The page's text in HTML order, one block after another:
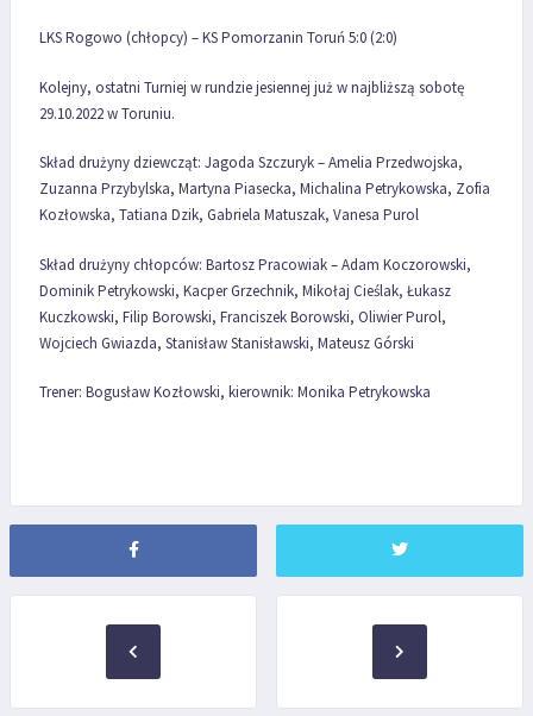
LKS Rogowo (chłopcy) – KS Pomorzanin Toruń 5:0 (2:0)
Kolejny, ostatni Turniej w rundzie jesiennej już w najbliższą sobotę
29.10.2022 w Toruniu.
Skład drużyny dziewcząt: Jagoda Szczuryk – Amelia Przedwojska,
Zuzanna Przybylska, Martyna Piasecka, Michalina Petrykowska, Zofia
Kozłowska, Tatiana Dzik, Gabriela Matuszak, Vanesa Purol
Skład drużyny chłopców: Bartosz Pracowiak – Adam Koczorowski,
Dominik Petrykowski, Kacper Grzechnik, Mikołaj Cieślak, Łukasz
Kuczkowski, Filip Borowski, Franciszek Borowski, Oliwier Purol,
Wojciech Gwiazda, Stanisław Stanisławski, Mateusz Górski
Trener: Bogusław Kozłowski, kierownik: Monika Petrykowska